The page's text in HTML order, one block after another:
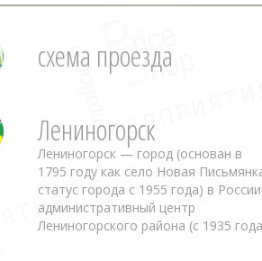
схема проезда
Лениногорск
Лениногорск — город (основан в
1795 году как село Новая
статус города с 1955 года) в
административный центр
Лениногорского района (с 1935